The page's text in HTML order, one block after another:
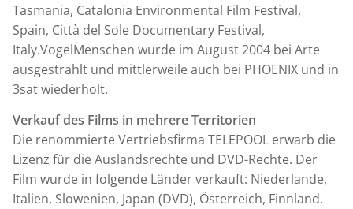
Tasmania, Catalonia Environmental Film Festival,
Spain, Città del Sole Documentary Festival,
Italy.VogelMenschen wurde im August 2004 bei Arte
ausgestrahlt und mittlerweile auch bei PHOENIX und in
3sat wiederholt.
Verkauf des Films in mehrere Territorien
Die renommierte Vertriebsfirma TELEPOOL erwarb die
Lizenz für die Auslandsrechte und DVD-Rechte. Der
Film wurde in folgende Länder verkauft: Niederlande,
Italien, Slowenien, Japan (DVD), Österreich, Finnland.